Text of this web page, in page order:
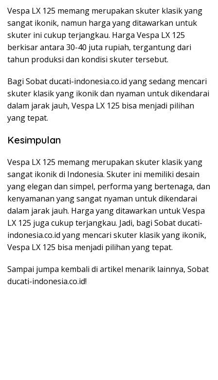
Vespa LX 125 memang merupakan skuter klasik yang
sangat ikonik, namun harga yang ditawarkan untuk
skuter ini cukup terjangkau. Harga Vespa LX 125
berkisar antara 30-40 juta rupiah, tergantung dari
tahun produksi dan kondisi skuter tersebut.
Bagi Sobat ducati-indonesia.co.id yang sedang mencari
skuter klasik yang ikonik dan nyaman untuk dikendarai
dalam jarak jauh, Vespa LX 125 bisa menjadi pilihan
yang tepat.
Kesimpulan
Vespa LX 125 memang merupakan skuter klasik yang
sangat ikonik di Indonesia. Skuter ini memiliki desain
yang elegan dan simpel, performa yang bertenaga, dan
kenyamanan yang sangat nyaman untuk dikendarai
dalam jarak jauh. Harga yang ditawarkan untuk Vespa
LX 125 juga cukup terjangkau. Jadi, bagi Sobat ducati-
indonesia.co.id yang mencari skuter klasik yang ikonik,
Vespa LX 125 bisa menjadi pilihan yang tepat.
Sampai jumpa kembali di artikel menarik lainnya, Sobat
ducati-indonesia.co.id!